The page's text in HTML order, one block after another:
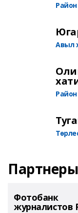
Авыл
Партнеры
Фотобанк
журналистов